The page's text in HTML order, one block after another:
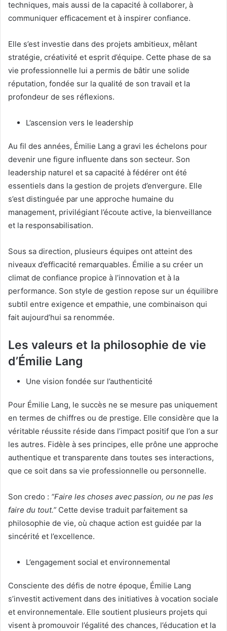
techniques, mais aussi de la capacité à collaborer, à
communiquer efficacement et à inspirer confiance.
Elle s’est investie dans des projets ambitieux, mêlant
stratégie, créativité et esprit d’équipe. Cette phase de sa
vie professionnelle lui a permis de bâtir une solide
réputation, fondée sur la qualité de son travail et la
profondeur de ses réflexions.
L’ascension vers le leadership
Au fil des années, Émilie Lang a gravi les échelons pour
devenir une figure influente dans son secteur. Son
leadership naturel et sa capacité à fédérer ont été
essentiels dans la gestion de projets d’envergure. Elle
s’est distinguée par une approche humaine du
management, privilégiant l’écoute active, la bienveillance
et la responsabilisation.
Sous sa direction, plusieurs équipes ont atteint des
niveaux d’efficacité remarquables. Émilie a su créer un
climat de confiance propice à l’innovation et à la
performance. Son style de gestion repose sur un équilibre
subtil entre exigence et empathie, une combinaison qui
fait aujourd’hui sa renommée.
Les valeurs et la philosophie de vie
d’Émilie Lang
Une vision fondée sur l’authenticité
Pour Émilie Lang, le succès ne se mesure pas uniquement
en termes de chiffres ou de prestige. Elle considère que la
véritable réussite réside dans l’impact positif que l’on a sur
les autres. Fidèle à ses principes, elle prône une approche
authentique et transparente dans toutes ses interactions,
que ce soit dans sa vie professionnelle ou personnelle.
Son credo : “Faire les choses avec passion, ou ne pas les
faire du tout.” Cette devise traduit parfaitement sa
philosophie de vie, où chaque action est guidée par la
sincérité et l’excellence.
L’engagement social et environnemental
Consciente des défis de notre époque, Émilie Lang
s’investit activement dans des initiatives à vocation sociale
et environnementale. Elle soutient plusieurs projets qui
visent à promouvoir l’égalité des chances, l’éducation et la